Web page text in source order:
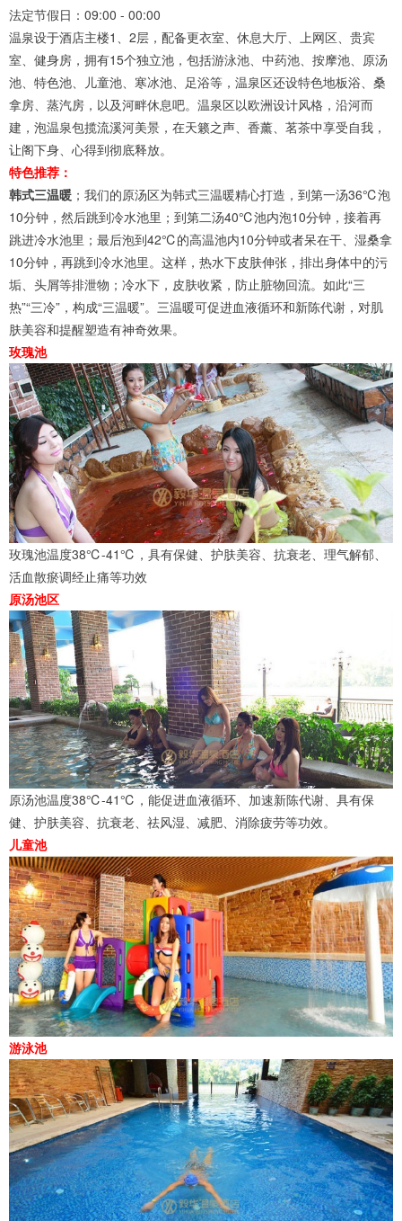
法定节假日：09:00 - 00:00
温泉设于酒店主楼1、2层，配备更衣室、休息大厅、上网区、贵宾
室、健身房，拥有15个独立池，包括游泳池、中药池、按摩池、原汤
池、特色池、儿童池、寒冰池、足浴等，温泉区还设特色地板浴、桑
拿房、蒸汽房，以及河畔休息吧。温泉区以欧洲设计风格，沿河而
建，泡温泉包揽流溪河美景，在天籁之声、香薰、茗茶中享受自我，
让阁下身、心得到彻底释放。
特色推荐：
韩式三温暖 ；我们的原汤区为韩式三温暖精心打造，到第一汤36℃泡
10分钟，然后跳到冷水池里；到第二汤40℃池内泡10分钟，接着再
跳进冷水池里；最后泡到42℃的高温池内10分钟或者呆在干、湿桑拿
10分钟，再跳到冷水池里。这样，热水下皮肤伸张，排出身体中的污
垢、头屑等排泄物；冷水下，皮肤收紧，防止脏物回流。如此“三
热”“三冷”，构成“三温暖”。三温暖可促进血液循环和新陈代谢，对肌
肤美容和提醒塑造有神奇效果。
玫瑰池
玫瑰池温度38℃-41℃，具有保健、护肤美容、抗衰老、理气解郁、
活血散瘀调经止痛等功效
原汤池区
原汤池温度38℃-41℃，能促进血液循环、加速新陈代谢、具有保
健、护肤美容、抗衰老、祛风湿、减肥、消除疲劳等功效。
儿童池
游泳池